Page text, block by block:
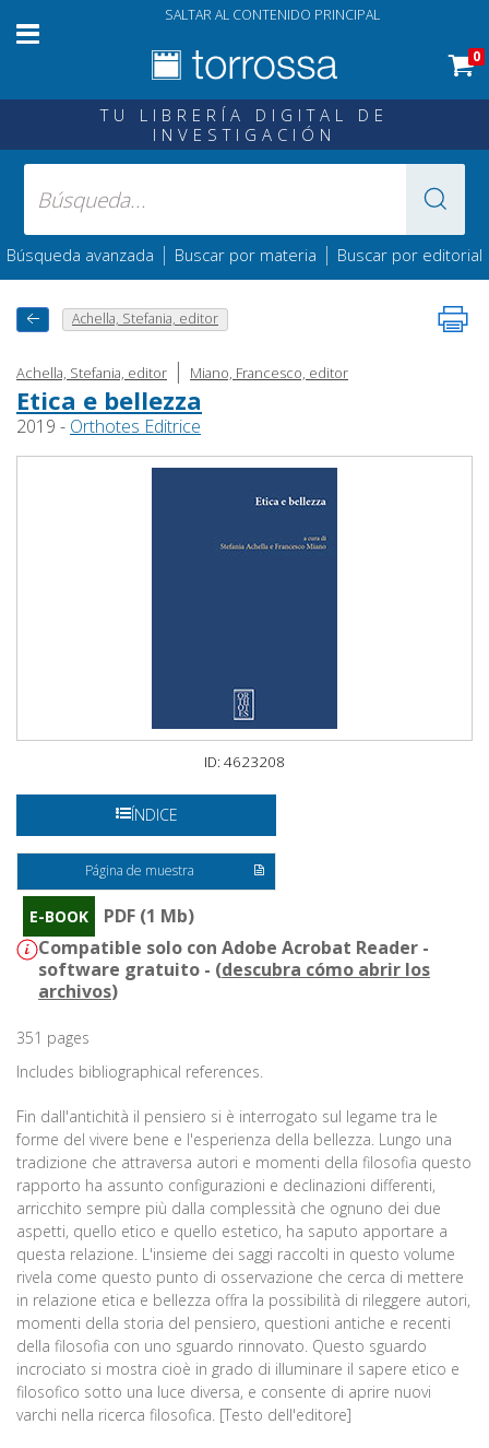
SALTAR AL CONTENIDO PRINCIPAL
0
TU LIBRERÍA DIGITAL DE
INVESTIGACIÓN
Búsqueda avanzada | Buscar por materia | Buscar por editorial
Achella, Stefania, editor
Achella, Stefania, editor | Miano, Francesco, editor
Etica e bellezza
2019 - Orthotes Editrice
ID: 4623208
ÍNDICE
Página de muestra
E-BOOK
PDF (1 Mb)
Compatible solo con Adobe Acrobat Reader -
software gratuito - (descubra cómo abrir los
archivos)
351 pages
Includes bibliographical references.
Fin dall'antichità il pensiero si è interrogato sul legame tra le
forme del vivere bene e l'esperienza della bellezza. Lungo una
tradizione che attraversa autori e momenti della filosofia questo
rapporto ha assunto configurazioni e declinazioni differenti,
arricchito sempre più dalla complessità che ognuno dei due
aspetti, quello etico e quello estetico, ha saputo apportare a
questa relazione. L'insieme dei saggi raccolti in questo volume
rivela come questo punto di osservazione che cerca di mettere
in relazione etica e bellezza offra la possibilità di rileggere autori,
momenti della storia del pensiero, questioni antiche e recenti
della filosofia con uno sguardo rinnovato. Questo sguardo
incrociato si mostra cioè in grado di illuminare il sapere etico e
filosofico sotto una luce diversa, e consente di aprire nuovi
varchi nella ricerca filosofica. [Testo dell'editore]